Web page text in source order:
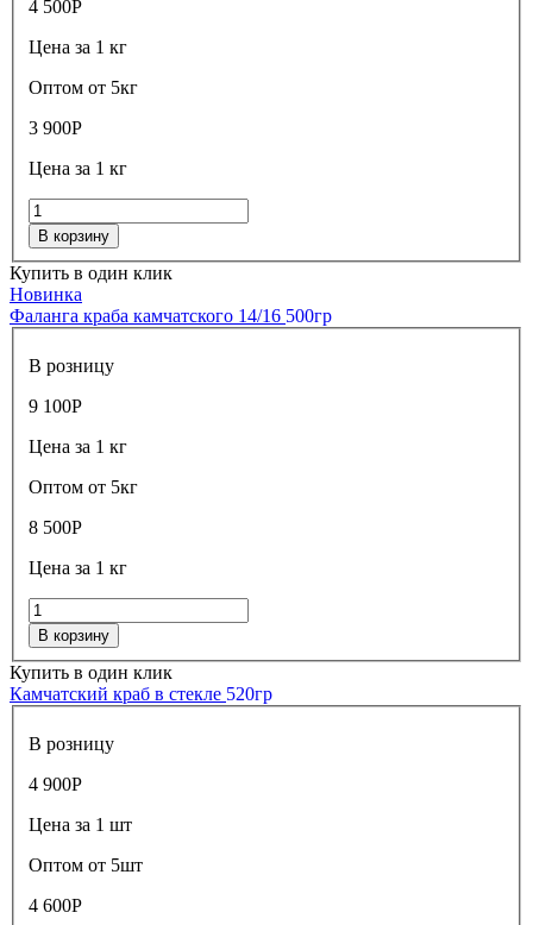
4 500Р
Цена за 1 кг
Оптом от 5кг
3 900Р
Цена за 1 кг
В корзину
Купить в один клик
Новинка
Фаланга краба камчатского 14/16 500гр
В розницу
9 100Р
Цена за 1 кг
Оптом от 5кг
8 500Р
Цена за 1 кг
В корзину
Купить в один клик
Камчатский краб в стекле 520гр
В розницу
4 900Р
Цена за 1 шт
Оптом от 5шт
4 600Р